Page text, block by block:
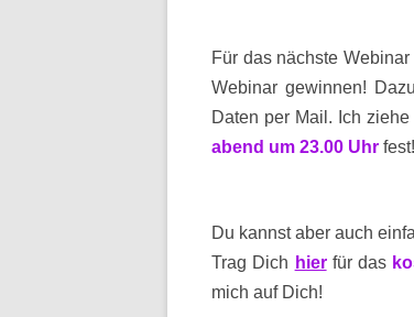
Für das nächste
Webinar gewinnen!
Daten per Mail. Ich
abend um 23.00 Uhr fest!
Du kannst aber auch
Trag Dich hierfür das
mich auf Dich!